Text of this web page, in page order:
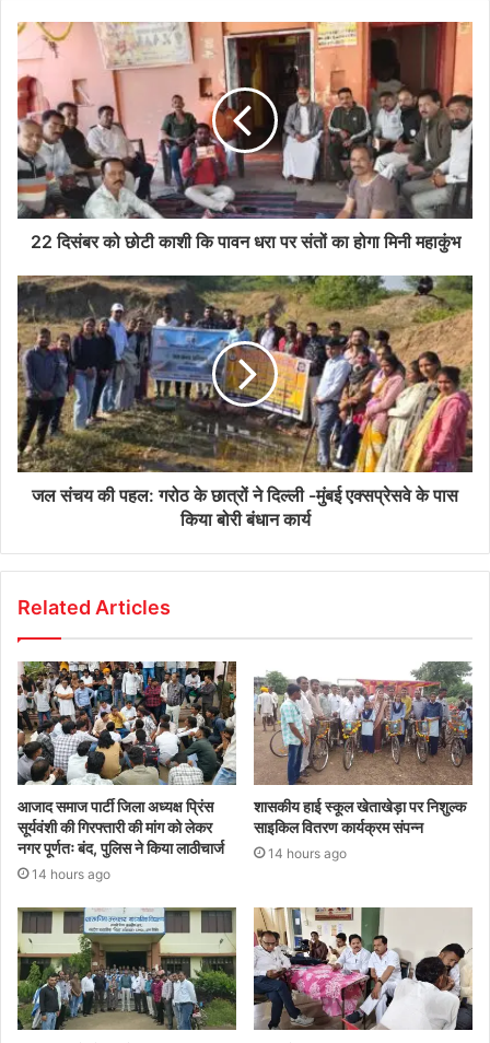
22 दिसंबर को छोटी काशी कि पावन धरा पर संतों का होगा मिनी महाकुंभ
जल संचय की पहल: गरोठ के छात्रों ने दिल्ली -मुंबई एक्सप्रेसवे के पास
किया बोरी बंधान कार्य
Related Articles
आजाद समाज पार्टी जिला अध्यक्ष प्रिंस
सूर्यवंशी की गिरफ्तारी की मांग को लेकर
नगर पूर्णतः बंद, पुलिस ने किया लाठीचार्ज
14 hours ago
शासकीय हाई स्कूल खेताखेड़ा पर निशुल्क
साइकिल वितरण कार्यक्रम संपन्न
14 hours ago